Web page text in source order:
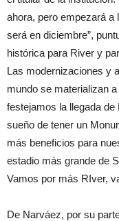
ahora, pero empezará a
será en diciembre”,
histórica para River y
Las modernizaciones y
mundo se materializan
festejamos la llegada
sueño de tener un
más beneficios para
estadio más grande de
Vamos por más RIver,
De Narváez, por su